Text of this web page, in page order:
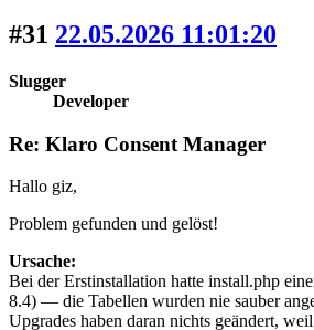
#31 22.05.2026 11:01:20
Slugger
Developer
Re: Klaro Consent Manager
Hallo giz,
Problem gefunden und gelöst!
Ursache:
Bei der Erstinstallation hatte install.php
8.4) — die Tabellen wurden nie sauber
Upgrades haben daran nichts geändert,